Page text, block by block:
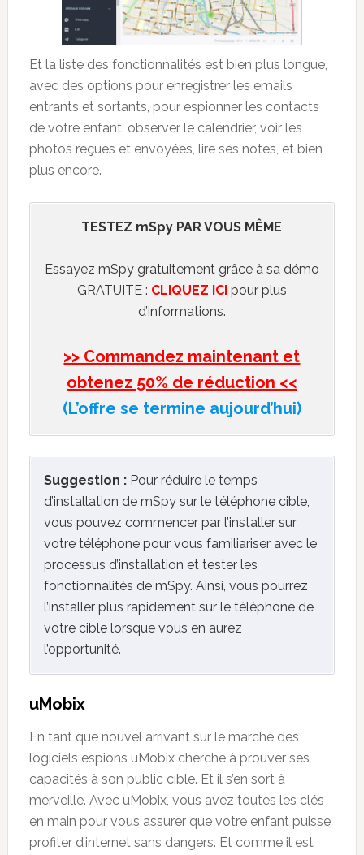
Et la liste des fonctionnalités est bien plus longue,
avec des options pour enregistrer les emails
entrants et sortants, pour espionner les contacts
de votre enfant, observer le calendrier, voir les
photos reçues et envoyées, lire ses notes, et bien
plus encore.
TESTEZ mSpy PAR VOUS MÊME
Essayez mSpy gratuitement grâce à sa démo
GRATUITE : CLIQUEZ ICI pour plus
d’informations.
>> Commandez maintenant et
obtenez 50% de réduction <<
(L’offre se termine aujourd’hui)
Suggestion :Pour réduire le temps
d’installation de mSpy sur le téléphone cible,
vous pouvez commencer par l’installer sur
votre téléphone pour vous familiariser avec le
processus d’installation et tester les
fonctionnalités de mSpy. Ainsi, vous pourrez
l’installer plus rapidement sur le téléphone de
votre cible lorsque vous en aurez
l’opportunité.
uMobix
En tant que nouvel arrivant sur le marché des
logiciels espions uMobix cherche à prouver ses
capacités à son public cible. Et il s’en sort à
merveille. Avec uMobix, vous avez toutes les clés
en main pour vous assurer que votre enfant puisse
profiter d’internet sans dangers. Et comme il est